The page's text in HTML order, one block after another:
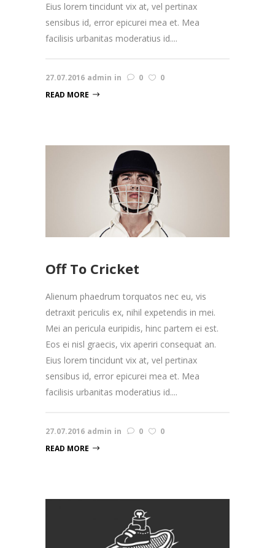
Eius lorem tincidunt vix at, vel pertinax
sensibus id, error epicurei mea et. Mea
facilisis urbanitas moderatius id....
27.07.2016 admin in 0
0
READ MORE
Off To Cricket
Alienum phaedrum torquatos nec eu, vis
detraxit periculis ex, nihil expetendis in mei.
Mei an pericula euripidis, hinc partem ei est.
Eos ei nisl graecis, vix aperiri consequat an.
Eius lorem tincidunt vix at, vel pertinax
sensibus id, error epicurei mea et. Mea
facilisis urbanitas moderatius id....
27.07.2016 admin in 0
0
READ MORE